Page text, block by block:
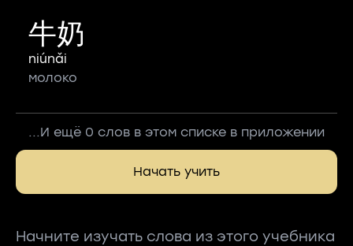
牛奶
niúnǎi
молоко
...И ещё 0 слов в этом списке в приложении
Начать учить
Начните изучать слова из этого учебника